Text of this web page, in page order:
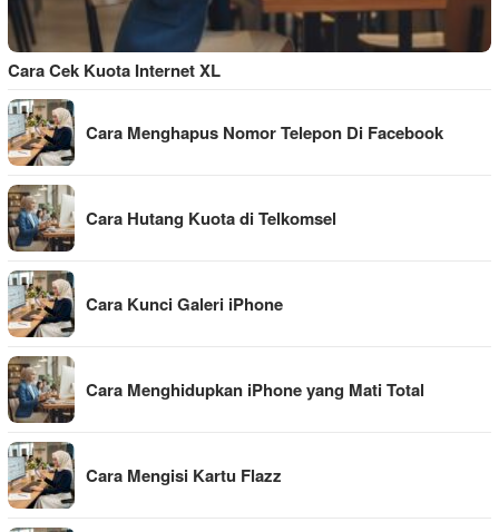
Cara Cek Kuota Internet XL
Cara Menghapus Nomor Telepon Di Facebook
Cara Hutang Kuota di Telkomsel
Cara Kunci Galeri iPhone
Cara Menghidupkan iPhone yang Mati Total
Cara Mengisi Kartu Flazz